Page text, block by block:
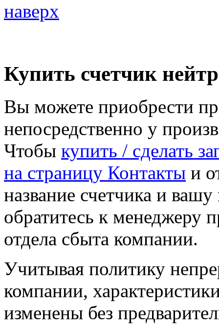
наверх
Купить счетчик
Вы можете приобрести
непосредственно у
Чтобы купить / сделать
на страницу Контакты и
название счетчика и
обратитесь к менеджеру
отдела сбыта компании.
Учитывая политику
компании,
изменены без